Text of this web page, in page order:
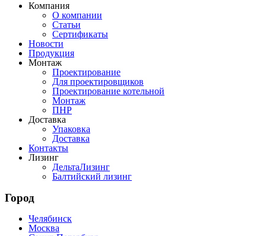
Компания
О компании
Статьи
Сертификаты
Новости
Продукция
Монтаж
Проектирование
Для проектировщиков
Проектирование котельной
Монтаж
ПНР
Доставка
Упаковка
Доставка
Контакты
Лизинг
ДельтаЛизинг
Балтийский лизинг
Город
Челябинск
Москва